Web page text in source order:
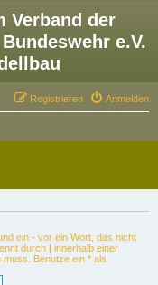
Verband der
e.V.
Anmelden
Registrieren
ein - vor ein Wort, das nicht
durch | innerhalb einer
Benutze ein * als